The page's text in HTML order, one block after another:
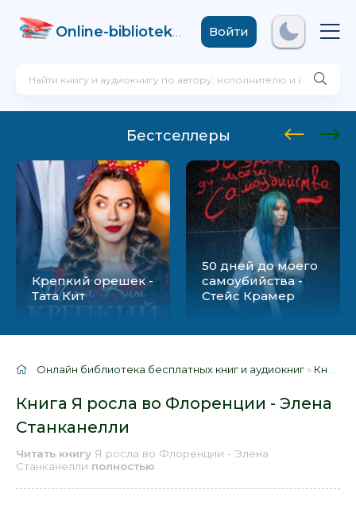
Online-biblioteka .comВойти
Бестселлеры
Крепкий орешек -
Тата Кит
50 дней до моего
самоубийства -
Стейс Крамер
Онлайн библиотека бесплатных книг и аудиокниг » Книги
Книга Я росла во Флоренции - Элена
Станканелли
Читать книгу Я росла во Флоренции - Элена
Станканелли полностью